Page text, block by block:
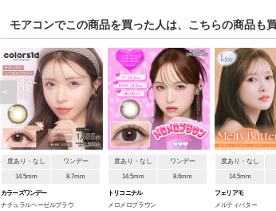
モアコンでこの商品を買った人は、こちらの商品も
度あり・なし ワンデー
14.5mm 8.7mm
カラーズワンデー
ナチュラルヘーゼルブラウ
度あり・なし ワンデー
14.5mm 8.6mm
トリコニナル
メロメロブラウン
度あり・なし
14.5mm
フェリアモ
メルティバター
<